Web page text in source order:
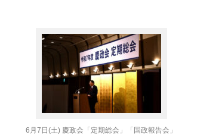
6月7日(土) 慶政会「定期総会」「国政報告会」